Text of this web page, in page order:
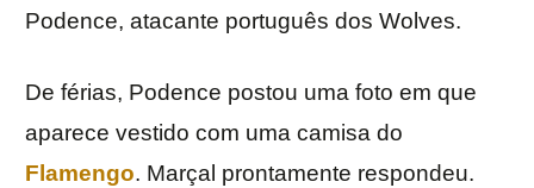
Podence, atacante português dos Wolves.
De férias, Podence postou uma foto em que
aparece vestido com uma camisa do
Flamengo. Marçal prontamente respondeu.